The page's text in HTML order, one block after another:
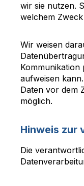
wir sie nutzen.
welchem
Wir weisen
aufweisen
Daten vor dem
möglich.
Hinweis zur
Die